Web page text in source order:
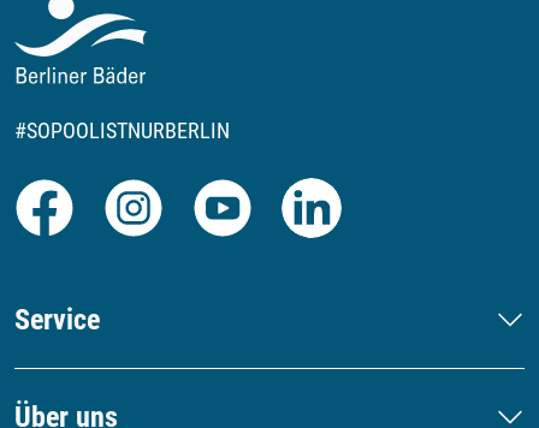
#SOPOOLISTNURBERLIN
Facebook Instagram Youtube
Service
Über uns